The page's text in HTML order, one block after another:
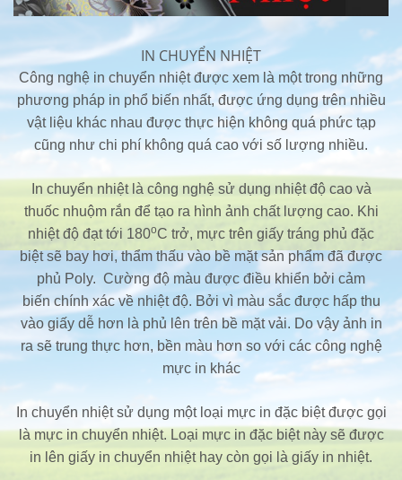
IN CHUYỂN NHIỆT
Công nghệ in chuyển nhiệt được xem là một trong những
phương pháp in phổ biến nhất, được ứng dụng trên nhiều
vật liệu khác nhau được thực hiện không quá phức tạp
cũng như chi phí không quá cao với số lượng nhiều.
In chuyển nhiệt là công nghệ sử dụng nhiệt độ cao và
thuốc nhuộm rắn để tạo ra hình ảnh chất lượng cao. Khi
nhiệt độ đạt tới 180oC trở, mực trên giấy tráng phủ đặc
biệt sẽ bay hơi, thẩm thấu vào bề mặt sản phẩm đã được
phủ Poly. Cường độ màu được điều khiển bởi cảm
biến chính xác về nhiệt độ. Bởi vì màu sắc được hấp thu
vào giấy dễ hơn là phủ lên trên bề mặt vải. Do vậy ảnh in
ra sẽ trung thực hơn, bền màu hơn so với các công nghệ
mực in khác
In chuyển nhiệt sử dụng một loại mực in đặc biệt được gọi
là mực in chuyển nhiệt. Loại mực in đặc biệt này sẽ được
in lên giấy in chuyển nhiệt hay còn gọi là giấy in nhiệt.